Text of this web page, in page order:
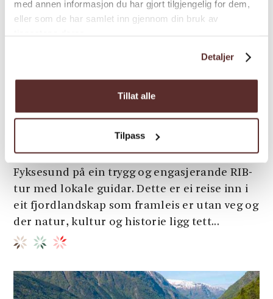
med annen informasjon du har gjort tilgjengelig for dem,
eller som de har samlet inn gjennom din bruk av
Detaljer
Tillat alle
Tilpass
Fyksesund RIB Fjordsafari -
Hardangerfjord Adventure
Opplev den smale og mytiske fjordarmen
Fyksesund på ein trygg og engasjerande RIB-
tur med lokale guidar. Dette er ei reise inn i
eit fjordlandskap som framleis er utan veg og
der natur, kultur og historie ligg tett...